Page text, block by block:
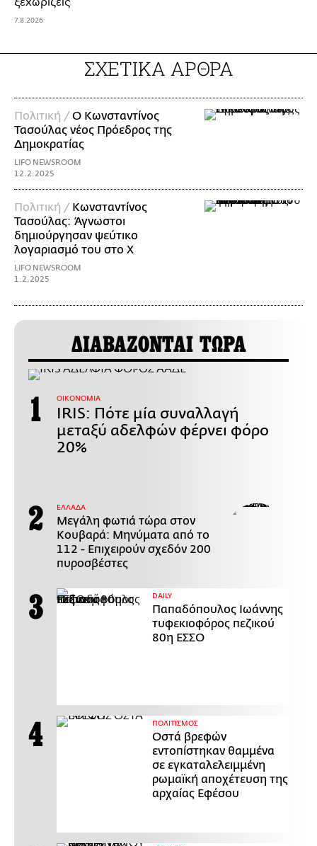
7.8.2026
ΣΧΕΤΙΚΑ ΑΡΘΡΑ
Πολιτική / Ο Κωνσταντίνος
Τασούλας νέος Πρόεδρος της
Δημοκρατίας
LIFO NEWSROOM
12.2.2025
Πολιτική / Κωνσταντίνος
Τασούλας: Άγνωστοι
δημιούργησαν ψεύτικο
λογαριασμό του στο Χ
LIFO NEWSROOM
1.2.2025
ΔΙΑΒΑΖΟΝΤΑΙ ΤΩΡΑ
ΟΙΚΟΝΟΜΙΑ
IRIS: Πότε μία συναλλαγή
μεταξύ αδελφών φέρνει φόρο
20%
ΕΛΛΑΔΑ
Μεγάλη φωτιά τώρα στον
Κουβαρά: Μηνύματα από το
112 - Επιχειρούν σχεδόν 200
πυροσβέστες
DAILY
Παπαδόπουλος Ιωάννης
τυφεκιοφόρος πεζικού
80η ΕΣΣΟ
ΠΟΛΙΤΙΣΜΟΣ
Οστά βρεφών
εντοπίστηκαν θαμμένα
σε εγκαταλελειμμένη
ρωμαϊκή αποχέτευση της
αρχαίας Εφέσου